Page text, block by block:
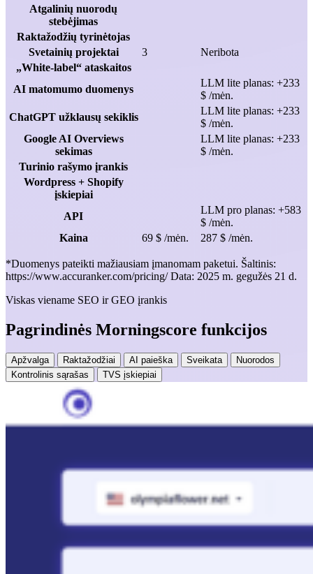
Atgalinių nuorodų
stebėjimas
Raktažodžių tyrinėtojas
Svetainių projektai
3
Neribota
„White-label“ ataskaitos
AI matomumo duomenys
LLM lite planas: +233
$ /mėn.
ChatGPT užklausų sekiklis
LLM lite planas: +233
$ /mėn.
Google AI Overviews
sekimas
LLM lite planas: +233
$ /mėn.
Turinio rašymo įrankis
Wordpress + Shopify
įskiepiai
API
LLM pro planas: +583
$ /mėn.
Kaina
69 $ /mėn. 287 $ /mėn.
*Duomenys pateikti mažiausiam įmanomam paketui. Šaltinis:
https://www.accuranker.com/pricing/ Data: 2025 m. gegužės 21 d.
Viskas viename SEO ir GEO įrankis
Pagrindinės Morningscore funkcijos
Apžvalga Raktažodžiai AI paieška Sveikata
Nuorodos
Kontrolinis sąrašas
TVS įskiepiai